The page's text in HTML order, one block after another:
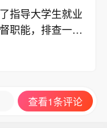
指导大学生就业
职能，排查一些
学校，只以营利
钱，为了让少部
知识的农民买单
查看1条评论